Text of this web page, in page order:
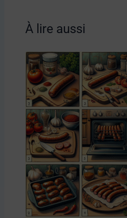
À lire aussi